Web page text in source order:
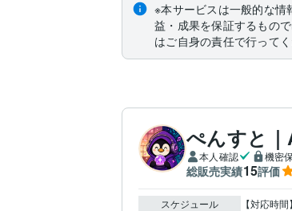
※本サービスは一般的な情
益・成果を保証するもの
はご自身の責任で行ってく
ぺんすと
本人確認 機密
総販売実績15評価
スケジュール
【対応時間】